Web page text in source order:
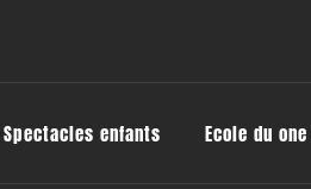
Spectacles enfants Ecole du